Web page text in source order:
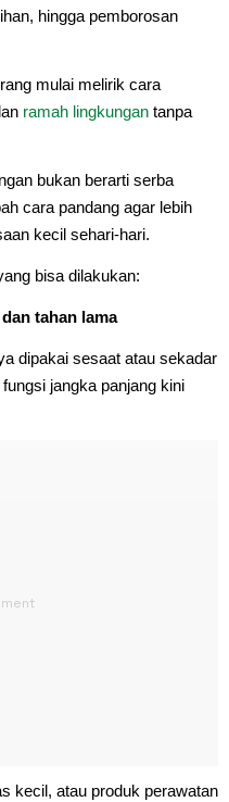
hingga pemborosan
mulai melirik cara
ramah lingkungan tanpa
bukan berarti serba
cara pandang agar lebih
kecil sehari-hari.
bisa dilakukan:
tahan lama
dipakai sesaat atau sekadar
jangka panjang kini
kecil, atau produk perawatan